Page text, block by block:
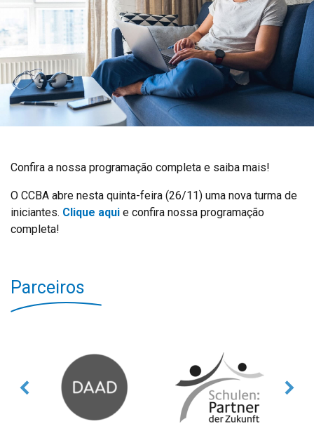
Confira a nossa programação completa e saiba mais!
O CCBA abre nesta quinta-feira (26/11) uma nova turma de
iniciantes. Clique aqui e confira nossa programação
completa!
Parceiros